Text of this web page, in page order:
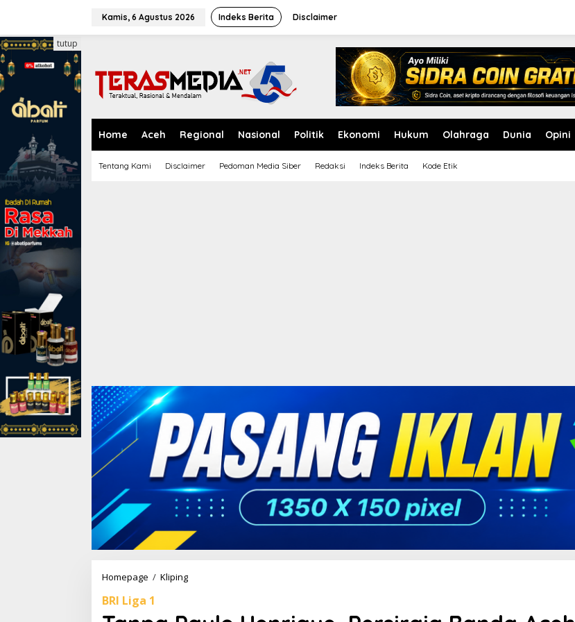
a
t
i
k
e
Kamis, 6 Agustus 2026 Indeks Berita Disclaimer
Home Aceh Regional Nasional Politik Ekonomi Hukum Olahraga Dunia Opini
Tentang Kami Disclaimer Pedoman Media Siber Redaksi Indeks Berita Kode Etik
tutup
Homepage / Kliping
BRI Liga 1